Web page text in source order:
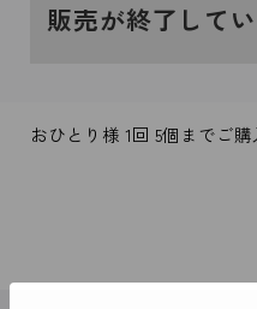
販売が終了して
おひとり様 1回 5個までご購